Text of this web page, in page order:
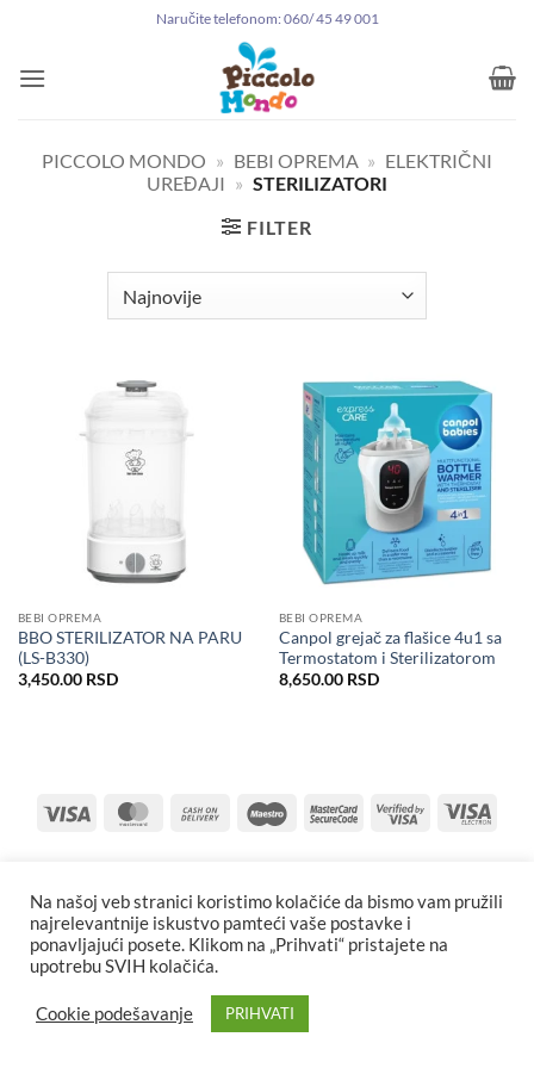
sadržaj
Naručite telefonom: 060/ 45 49 001
PICCOLO MONDO » BEBI OPREMA » ELEKTRIČNI
UREĐAJI » STERILIZATORI
FILTER
BEBI OPREMA
BBO STERILIZATOR NA PARU
(LS-B330)
3,450.00 RSD
BEBI OPREMA
Canpol grejač za flašice 4u1 sa
Termostatom i Sterilizatorom
8,650.00 RSD
Visa MasterCardCash
Maestro MasterCard
Visa
Visa
Na našoj veb stranici koristimo kolačiće da bismo vam pružili
najrelevantnije iskustvo pamteći vaše postavke i
ponavljajući posete. Klikom na „Prihvati“ pristajete na
upotrebu SVIH kolačića.
Cookie podešavanje PRIHVATI